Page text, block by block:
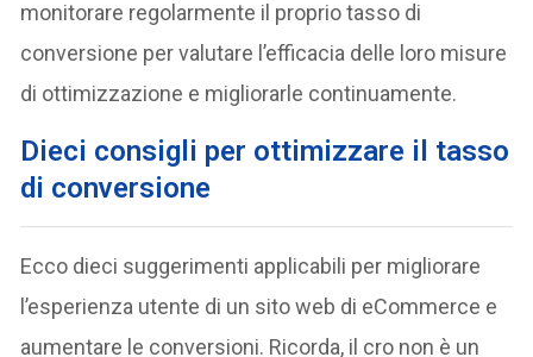
monitorare regolarmente il proprio tasso di
conversione per valutare l’efficacia delle loro misure
di ottimizzazione e migliorarle continuamente.
Dieci consigli per ottimizzare il tasso
di conversione
Ecco dieci suggerimenti applicabili per migliorare
l’esperienza utente di un sito web di eCommerce e
aumentare le conversioni. Ricorda, il cro non è un